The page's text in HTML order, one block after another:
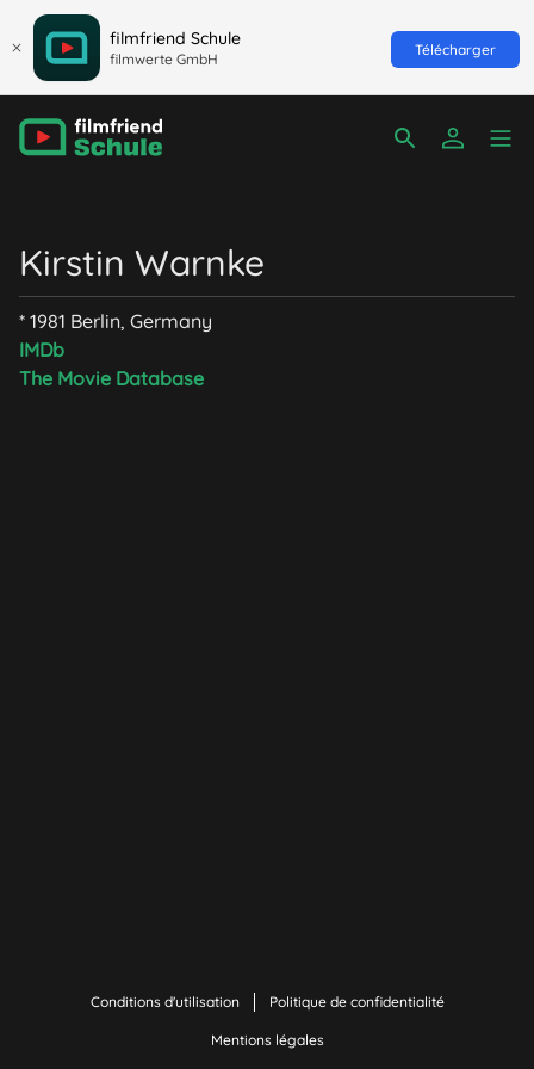
filmfriend Schule
filmwerte GmbH
Télécharger
Kirstin Warnke
* 1981 Berlin, Germany
IMDb
The Movie Database
Conditions d'utilisation Politique de confidentialité
Mentions légales